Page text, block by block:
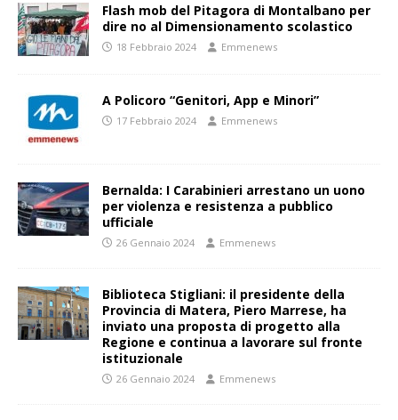
Flash mob del Pitagora di Montalbano per
dire no al Dimensionamento scolastico
18 Febbraio 2024 Emmenews
A Policoro “Genitori, App e Minori”
17 Febbraio 2024 Emmenews
Bernalda: I Carabinieri arrestano un uono
per violenza e resistenza a pubblico
ufficiale
26 Gennaio 2024 Emmenews
Biblioteca Stigliani: il presidente della
Provincia di Matera, Piero Marrese, ha
inviato una proposta di progetto alla
Regione e continua a lavorare sul fronte
istituzionale
26 Gennaio 2024 Emmenews